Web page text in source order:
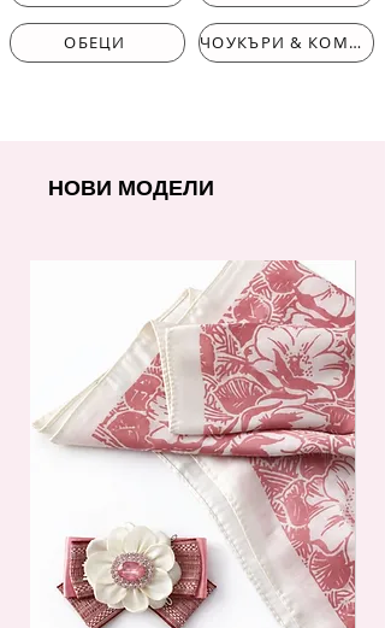
ОБЕЦИ ЧОУКЪРИ & КОМПЛЕКТИ
НОВИ МОДЕЛИ